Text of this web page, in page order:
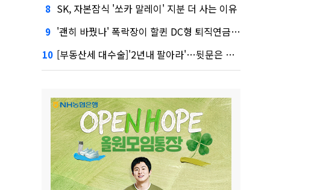
8 SK, 자본잠식 '쏘카 말레이' 지분 더 사는 이유
9 '괜히 바꿨나' 폭락장이 할퀸 DC형 퇴직연금…전문가 조언은
10 [부동산세 대수술]'2년내 팔아라'…뒷문은 열었다